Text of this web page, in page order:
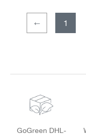
1
GoGreen DHL-